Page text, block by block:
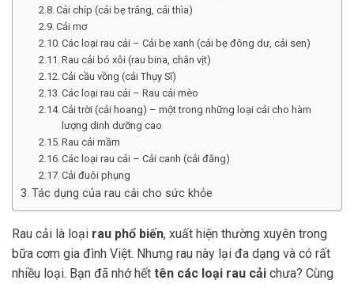
Cải chíp (cải bẹ trắng, cải thìa)
Cải mơ
Các loại rau cải – Cải bẹ xanh (cải bẹ đông dư, cải sen)
Rau cải bó xôi (rau bina, chân vịt)
Cải cầu vồng (cải Thụy Sĩ)
Các loại rau cải – Rau cải mèo
Cải trời (cải hoang) – một trong những loại cải cho hàm
lượng dinh dưỡng cao
Rau cải mầm
Các loại rau cải – Cải canh (cải đắng)
Cải đuôi phụng
Tác dụng của rau cải cho sức khỏe
Rau cải là loại rau phổ biến, xuất hiện thường xuyên trong
bữa cơm gia đình Việt. Nhưng rau này lại đa dạng và có rất
nhiều loại. Bạn đã nhớ hết tên các loại rau cải chưa? Cùng